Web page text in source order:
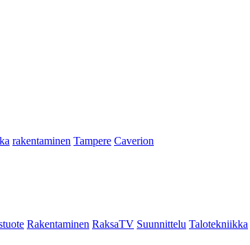
rakentaminen Tampere Caverion
Rakentaminen RaksaTV Suunnittelu Talotekniikka